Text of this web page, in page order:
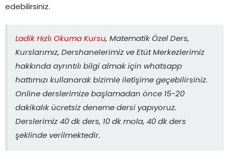
edebilirsiniz.
Ladik Hızlı Okuma Kursu, Matematik Özel Ders,
Kurslarımız, Dershanelerimiz ve Etüt Merkezlerimiz
hakkında ayrıntılı bilgi almak için whatsapp
hattımızı kullanarak bizimle iletişime geçebilirsiniz.
Online derslerimize başlamadan önce 15-20
dakikalık ücretsiz deneme dersi yapıyoruz.
Derslerimiz 40 dk ders, 10 dk mola, 40 dk ders
şeklinde verilmektedir.